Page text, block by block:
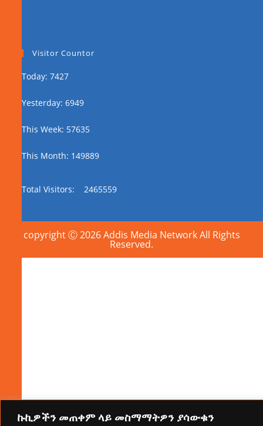
ኩኪዎችን መጠቀም ላይ መስማማትዎን ያሳውቁን
Visitor Countor
Today: 7427
Yesterday: 6949
This Week: 57635
This Month: 149889
Total Visitors: 2465559
copyright Ⓒ 2026 Addis Media Network All Rights
Reserved.